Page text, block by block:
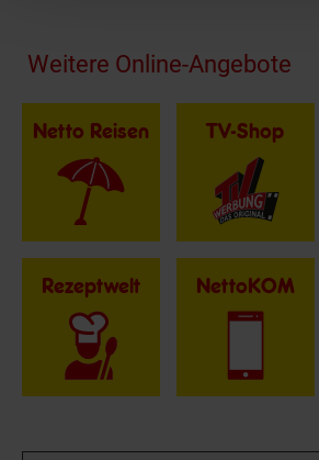
Fußzeile
Weitere Online-Angebote
Netto Reisen TV-Shop
Rezeptwelt NettoKOM